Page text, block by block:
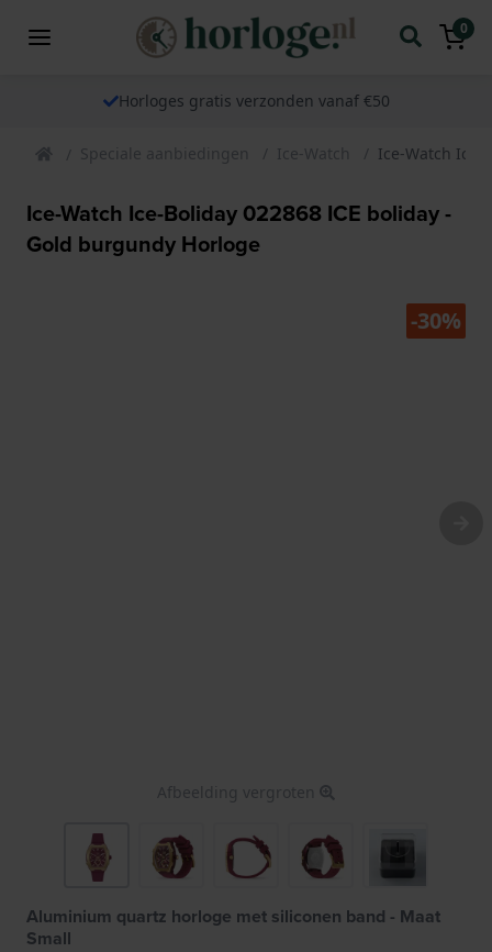
0
Horloges gratis verzonden vanaf €50
Speciale aanbiedingen Ice-Watch Ice-Watch Ice-
Ice-Watch Ice-Boliday 022868 ICE boliday -
Gold burgundy Horloge
-30%
Afbeelding vergroten
Aluminium quartz horloge met siliconen band - Maat
Small